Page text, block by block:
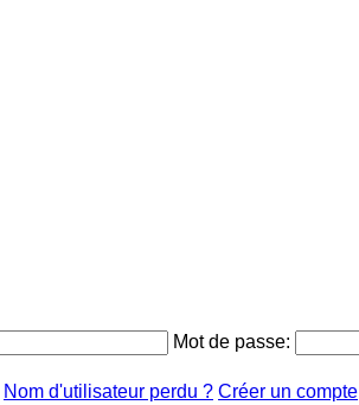
Mot de passe:
Nom d'utilisateur perdu ? Créer un compte